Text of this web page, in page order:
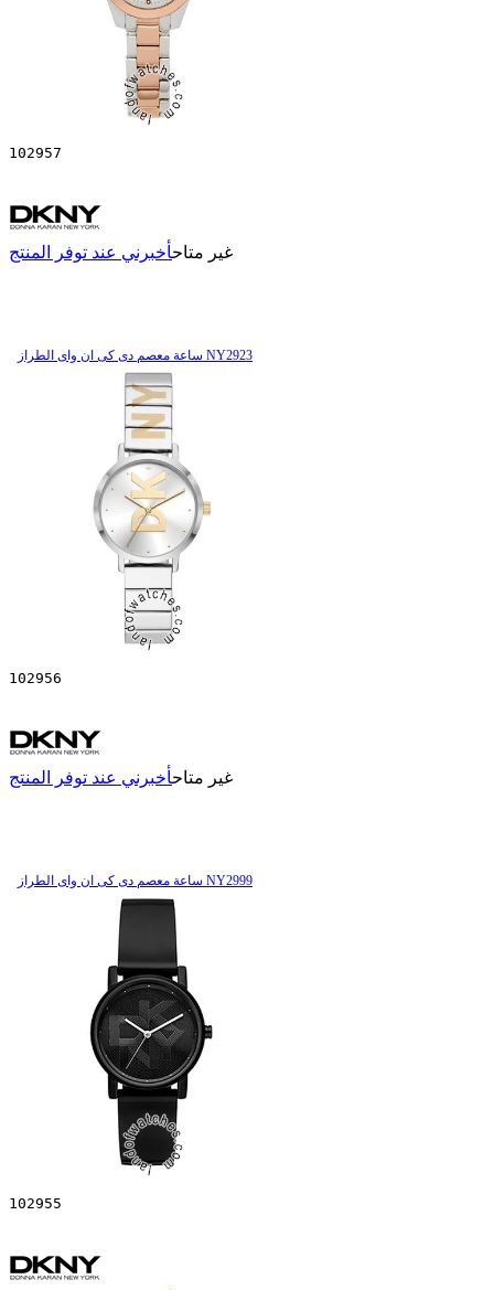
102957
غير متاحأخبرني عند توفر المنتج
ساعة معصم دی کی ان وای الطراز NY2923
102956
غير متاحأخبرني عند توفر المنتج
ساعة معصم دی کی ان وای الطراز NY2999
102955